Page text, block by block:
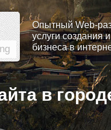
Опытный Web-
услуги создания
бизнеса в
в